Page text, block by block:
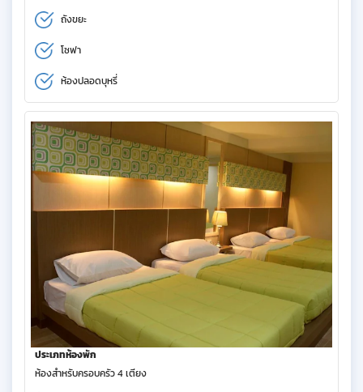
ถังขยะ
โซฟา
ห้องปลอดบุหรี่
ประเภทห้องพัก
ห้องสำหรับครอบครัว 4 เตียง